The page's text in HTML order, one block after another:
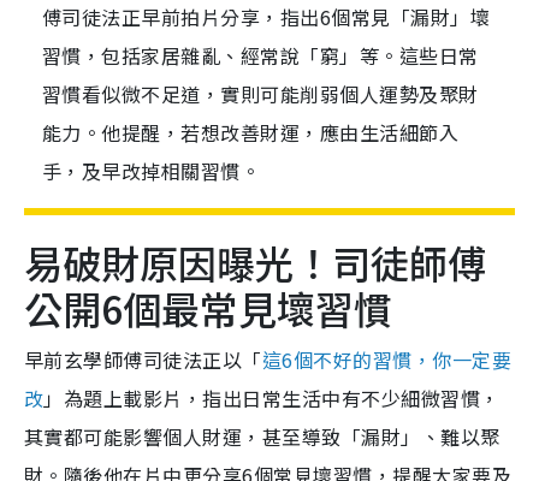
傅司徒法正早前拍片分享，指出6個常見「漏財」壞
習慣，包括家居雜亂、經常說「窮」等。這些日常
習慣看似微不足道，實則可能削弱個人運勢及聚財
能力。他提醒，若想改善財運，應由生活細節入
手，及早改掉相關習慣。
易破財原因曝光！司徒師傅
公開6個最常見壞習慣
早前玄學師傅司徒法正以「這6個不好的習慣，你一定要
改」為題上載影片，指出日常生活中有不少細微習慣，
其實都可能影響個人財運，甚至導致「漏財」、難以聚